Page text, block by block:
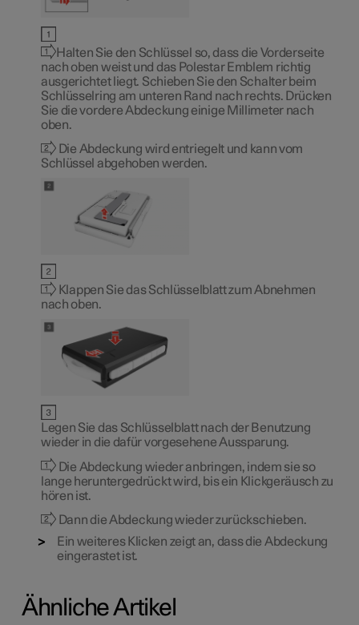
Halten Sie den Schlüssel so, dass die Vorderseite
nach oben weist und das Polestar Emblem richtig
ausgerichtet liegt. Schieben Sie den Schalter beim
Schlüsselring am unteren Rand nach rechts. Drücken
Sie die vordere Abdeckung einige Millimeter nach
oben.
Die Abdeckung wird entriegelt und kann vom
Schlüssel abgehoben werden.
Klappen Sie das Schlüsselblatt zum Abnehmen
nach oben.
Legen Sie das Schlüsselblatt nach der Benutzung
wieder in die dafür vorgesehene Aussparung.
Die Abdeckung wieder anbringen, indem sie so
lange heruntergedrückt wird, bis ein Klickgeräusch zu
hören ist.
Dann die Abdeckung wieder zurückschieben.
Ein weiteres Klicken zeigt an, dass die Abdeckung
eingerastet ist.
Ähnliche Artikel